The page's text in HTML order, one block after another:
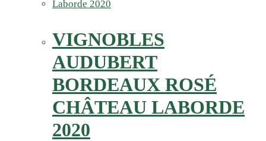
VIGNOBLES
AUDUBERT
BORDEAUX ROSÉ
CHÂTEAU LABORDE
2020